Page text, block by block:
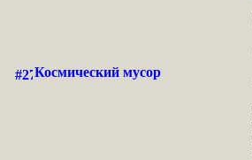
Космический мусор